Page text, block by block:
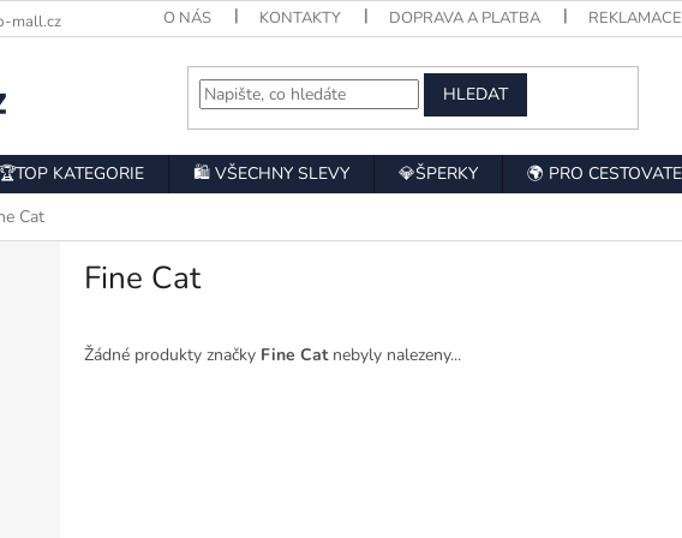
mall.cz O NÁS KONTAKTY DOPRAVA A PLATBA REKLAMACE
HLEDAT
🏆TOP KATEGORIE 🛍️ VŠECHNY SLEVY 💎ŠPERKY 🌍 PRO
Cat
Fine Cat
Žádné produkty značky Fine Catnebyly nalezeny...